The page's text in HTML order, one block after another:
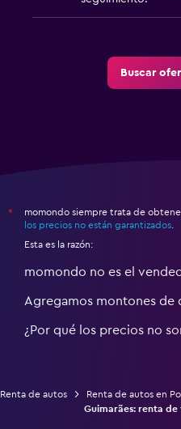
Buscar
*
momondo siempre trata de
los precios no están garantizados
Esta es la razón:
momondo no es el
Agregamos montones de
¿Por qué los precios no
Renta de autos Renta de autos en
Guimarães: renta de